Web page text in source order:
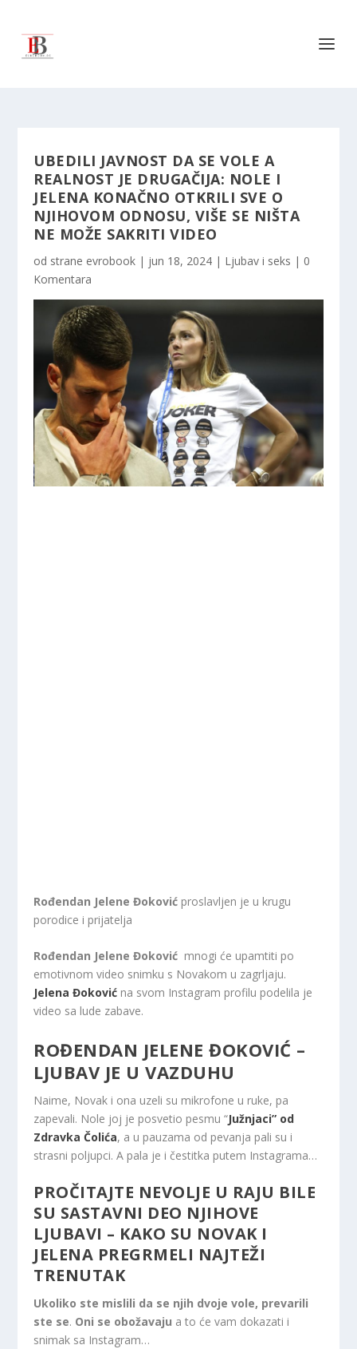
UBEDILI JAVNOST DA SE VOLE A
REALNOST JE DRUGAČIJA: NOLE I
JELENA KONAČNO OTKRILI SVE O
NJIHOVOM ODNOSU, VIŠE SE NIŠTA
NE MOŽE SAKRITI VIDEO
od strane evrobook | jun 18, 2024 | Ljubav i seks | 0
Komentara
Rođendan Jelene Đoković proslavljen je u krugu
porodice i prijatelja
Rođendan Jelene Đoković mnogi će upamtiti po
emotivnom video snimku s Novakom u zagrljaju.
Jelena Đoković na svom Instagram profilu podelila je
video sa lude zabave.
ROĐENDAN JELENE ĐOKOVIĆ –
LJUBAV JE U VAZDUHU
Naime, Novak i ona uzeli su mikrofone u ruke, pa
zapevali. Nole joj je posvetio pesmu “Južnjaci” od
Zdravka Čolića, a u pauzama od pevanja pali su i
strasni poljupci. A pala je i čestitka putem Instagrama…
PROČITAJTE NEVOLJE U RAJU BILE
SU SASTAVNI DEO NJIHOVE
LJUBAVI – KAKO SU NOVAK I
JELENA PREGRMELI NAJTEŽI
TRENUTAK
Ukoliko ste mislili da se njih dvoje vole, prevarili
ste se. Oni se obožavaju a to će vam dokazati i
snimak sa Instagram…